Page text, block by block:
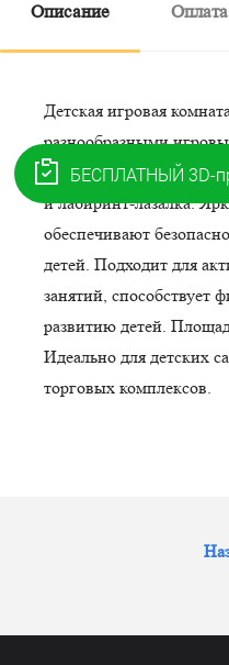
Описание
Детская игровая
разнообразными
качели в форме
и лабиринт-лазалка.
обеспечивают
детей. Подходит для
занятий, способствует
развитию детей.
Идеально для детских
торговых комплексов.
БЕСПЛАТНЫЙ 3D-